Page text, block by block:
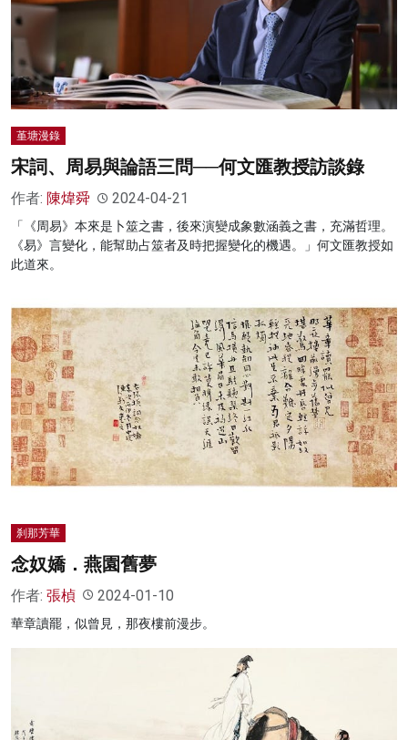
堇塘漫錄
宋詞、周易與論語三問──何文匯教授訪談錄
作者: 陳煒舜 2024-04-21
「《周易》本來是卜筮之書，後來演變成象數涵義之書，充滿哲理。
《易》言變化，能幫助占筮者及時把握變化的機遇。」何文匯教授如
此道來。
刹那芳華
念奴嬌．燕園舊夢
作者: 張楨 2024-01-10
華章讀罷，似曾見，那夜樓前漫步。